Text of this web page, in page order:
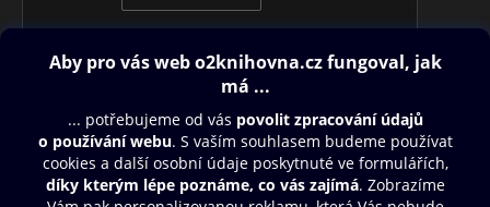
Obsah ke stažení
Moje O2 Knihovna